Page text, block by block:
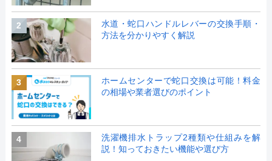
2
水道・蛇口ハンドルレバーの交換手順・
方法を分かりやすく解説
3
ホームセンターで蛇口交換は可能！料金
の相場や業者選びのポイント
4
洗濯機排水トラップ2種類や仕組みを解
説！知っておきたい機能や選び方